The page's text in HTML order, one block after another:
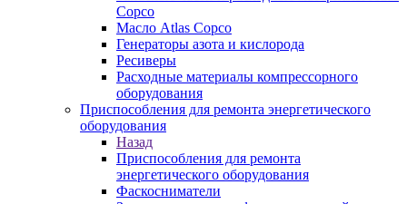
Copco
Масло Atlas Copco
Генераторы азота и кислорода
Ресиверы
Расходные материалы компрессорного
оборудования
Приспособления для ремонта энергетического
оборудования
Назад
Приспособления для ремонта
энергетического оборудования
Фаскосниматели